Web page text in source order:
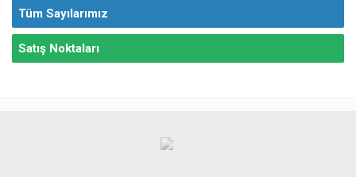
Tüm Sayılarımız
Satış Noktaları